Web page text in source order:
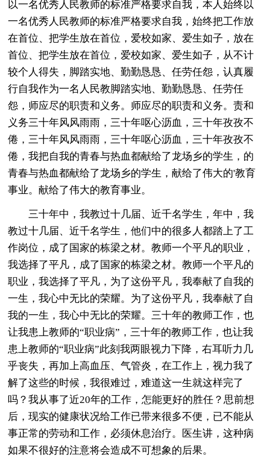
以一名优秀人民教师的标准严格要求自我，本人始终以
一名优秀人民教师的标准严格要求自我，始终把工作放
在首位、把学生放在首位，爱校如家、爱生如子，放在
首位、把学生放在首位，爱校如家、爱生如子，从不计
较个人得失，脚踏实地、勤勤恳恳、任劳任怨，认真履
行自我作为一名人民教脚踏实地、勤勤恳恳、任劳任
怨，师应尽的职责和义务。师应尽的职责和义务。责和
义务三十年风风雨雨，三十年呕心沥血，三十年孜孜不
倦，三十年风风雨雨，三十年呕心沥血，三十年孜孜不
倦，我把自我的青春与热血都献给了龙场乡的学生，的
青春与热血都献给了龙场乡的学生，献给了伟大的'教育
事业。献给了伟大的教育事业。
三十年中，我教过十几届、近千名学生，年中，我
教过十几届、近千名学生，他们中的很多人都踏上了工
作岗位，成了国家的栋梁之材。教师一个平凡的职业，
我选择了平凡，成了国家的栋梁之材。教师一个平凡的
职业，我选择了平凡，为了这份平凡，我奉献了自我的
一生，我心中无比的荣耀。为了这份平凡，我奉献了自
我的一生，我心中无比的荣耀。三十年的教师工作，也
让我患上教师的“职业病”，三十年的教师工作，也让我
患上教师的“职业病”此刻我两眼视力下降，右耳听力几
乎丧失，再加上高血压、气管炎，在工作上，视力我了
解了这些的时候，我很难过，难道这一生就这样完了
吗？我从事了近20年的工作，怎能更好的胜任？思前想
后，现实的健康状况给工作已带来很多不便，已不能从
事正常的劳动和工作，必须休息治疗。医生讲，这种病
如果不很好的注意将会造成不可想象的后果。